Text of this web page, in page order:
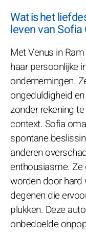
Wat is het
leven van Sofia
Met Venus in
haar persoonlijke
ondernemingen.
ongeduldigheid
zonder rekening
context. Sofia
spontane
anderen
enthousiasme.
worden door hard
degenen die
plukken. Deze
onbedoelde